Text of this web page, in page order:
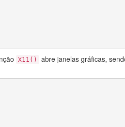
X11()
abre janelas gráficas,